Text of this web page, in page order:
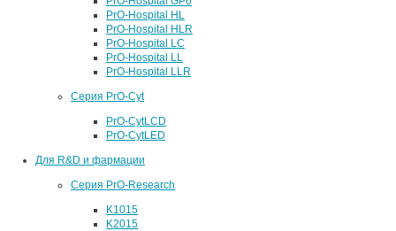
PrO-Hospital HL
PrO-Hospital HLR
PrO-Hospital LC
PrO-Hospital LL
PrO-Hospital LLR
Серия PrO-Cyt
PrO-CytLCD
PrO-CytLED
Для R&D и фармации
Серия PrO-Research
K1015
K2015